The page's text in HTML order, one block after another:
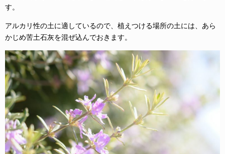
す。
アルカリ性の土に適しているので、植えつける場所の土には、あら
かじめ苦土石灰を混ぜ込んでおきます。